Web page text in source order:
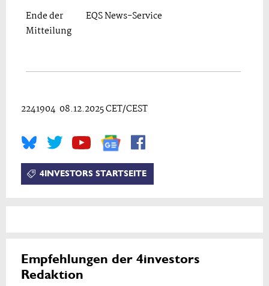
Ende der
Mitteilung
EQS News-Service
2241904 08.12.2025 CET/CEST
4INVESTORS STARTSEITE
Empfehlungen der 4investors
Redaktion